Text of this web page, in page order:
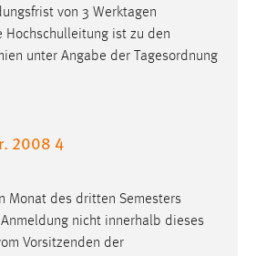
von 3 Werktagen
Hochschulleitung ist zu den
unter Angabe der Tagesordnung
2008 4
Monat des dritten Semesters
nicht innerhalb dieses
Vorsitzenden der